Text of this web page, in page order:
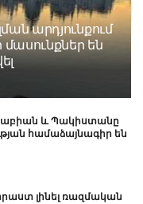
արդյունքում
են
և Պակիստանը
համաձայնագիր են
լինել ռազմական